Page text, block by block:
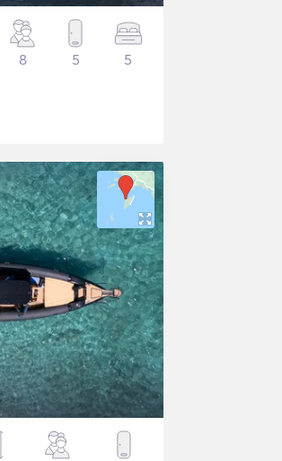
8 5 5